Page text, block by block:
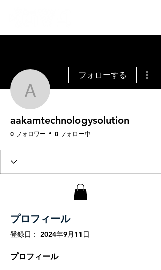
フォローする
aakamtechnologysolution
0 フォロワー 0 フォロー中
プロフィール
登録日： 2024年9月11日
プロフィール